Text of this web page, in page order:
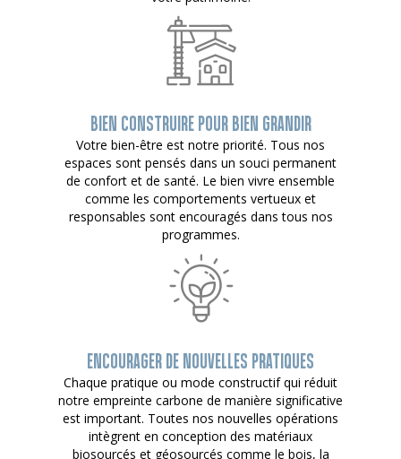
BIEN CONSTRUIRE POUR BIEN GRANDIR
Votre bien-être est notre priorité. Tous nos
espaces sont pensés dans un souci permanent
de confort et de santé. Le bien vivre ensemble
comme les comportements vertueux et
responsables sont encouragés dans tous nos
programmes.
ENCOURAGER DE NOUVELLES PRATIQUES
Chaque pratique ou mode constructif qui réduit
notre empreinte carbone de manière significative
est important. Toutes nos nouvelles opérations
intègrent en conception des matériaux
biosourcés et géosourcés comme le bois, la